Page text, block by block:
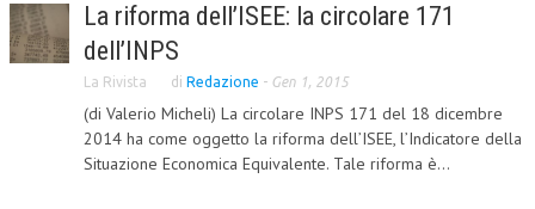
LA RIVISTA
COMITATO SCIENTIFICO
COMITATO EDITORIALE
La riforma dell’ISEE: la circolare 171
dell’INPS
La Rivista di Redazione - Gen 1, 2015
(di Valerio Micheli) La circolare INPS 171 del 18 dicembre
2014 ha come oggetto la riforma dell’ISEE, l’Indicatore della
Situazione Economica Equivalente. Tale riforma è...